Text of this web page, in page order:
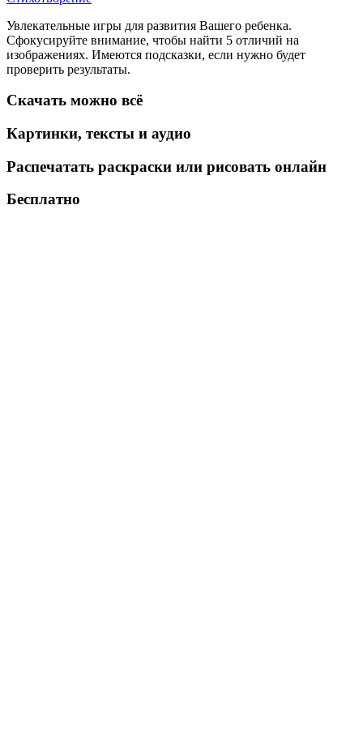
Увлекательные игры для развития Вашего ребенка.
Сфокусируйте внимание, чтобы найти 5 отличий на
изображениях. Имеются подсказки, если нужно будет
проверить результаты.
Скачать можно всё
Картинки, тексты и аудио
Распечатать раскраски или рисовать онлайн
Бесплатно